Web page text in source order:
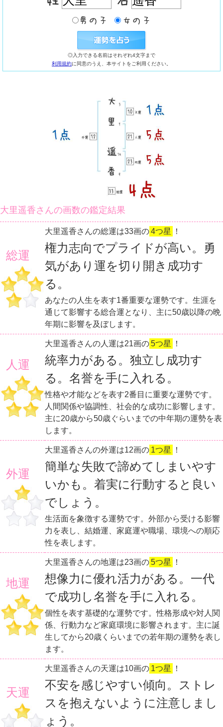
◎入力できる名前はそれぞれ4文字まで
利用規約に同意のうえ、本サイトをご利用ください。
大里遥香さんの画数の鑑定結果
総運
大里遥香さんの総運は33画の4つ星 ！
権力志向でプライドが高い。勇
気があり運を切り開き成功す
る。
あなたの人生を表す1番重要な運勢です。生涯を
通じて影響する総合運となり、主に50歳以降の晩
年期に影響を及ぼします。
人運
大里遥香さんの人運は21画の5つ星 ！
統率力がある。独立し成功す
る。名誉を手に入れる。
性格や才能などを表す2番目に重要な運勢です。
人間関係や協調性、社会的な成功に影響します。
主に20歳から50歳ぐらいまでの中年期の運勢を表
します。
外運
大里遥香さんの外運は12画の 1つ星 ！
簡単な失敗で諦めてしまいやす
いかも。着実に行動すると良い
でしょう。
生活面を象徴する運勢です。外部から受ける影響
力を表し、結婚運、家庭運や職場、環境への順応
性を表します。
地運
大里遥香さんの地運は23画の5つ星 ！
想像力に優れ活力がある。一代
で成功し名誉を手に入れる。
個性を表す基礎的な運勢です。性格形成や対人関
係、行動力など家庭環境に影響されます。主に誕
生してから20歳くらいまでの若年期の運勢を表し
ます。
天運
大里遥香さんの天運は10画の 1つ星 ！
不安を感じやすい傾向。ストレ
スを抱えないように注意しまし
ょう。